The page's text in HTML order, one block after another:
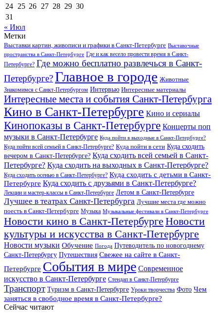
24 25 26 27 28 29 30
31
« Июл
Метки
Выставки картин, живописи и графики в Санкт-Петербурге Выставочные
пространства в Санкт-Петербурге Где и как весело провести время в Санкт-
Петербурге? Где можно бесплатно развлечься в Санкт-
Петербурге?Главное в городе Животные
Знакомимся с Санкт-Петербургом Интервью Интересные материалы
Интересные места и события Санкт-Петербурга
Кино в Санкт-Петербурге Кино и сериалы
Кинопоказы в Санкт-Петербурге Концерты поп
музыки в Санкт-Петербурге Куда пойти в выходные в Санкт-Петербурге?
Куда пойти всей семьей в Санкт-Петербурге? Куда пойти в сети Куда сходить
вечером в Санкт-Петербурге? Куда сходить всей семьей в Санкт-
Петербурге? Куда сходить на выходных в Санкт-Петербурге?
Куда сходить осенью в Санкт-Петербурге? Куда сходить с детьми в Санкт-
Петербурге Куда сходить с друзьями в Санкт-Петербурге?
Лекции и мастер-классы в Санкт-Петербурге Летом в Санкт-Петербурге
Лучшее в театрах Санкт-Петербурга Лучшие места где можно
поесть в Санкт-Петербурге Музыка Музыкальные фестивали в Санкт-Петербурге
Новости кино в Санкт-Петербурге Новости
культуры и искусства в Санкт-Петербурге
Новости музыки Обучение Погода Путеводитель по новогоднему
Санкт-Петербургу Путешествия Свежее на сайте в Санкт-
Петербурге События в мире Современное
искусство в Санкт-Петербурге Стендап в Санкт-Петербурге
Транспорт Туризм в Санкт-Петербурге Уроки творчества Фото Чем
заняться в свободное время в Санкт-Петербурге?
Сейчас читают